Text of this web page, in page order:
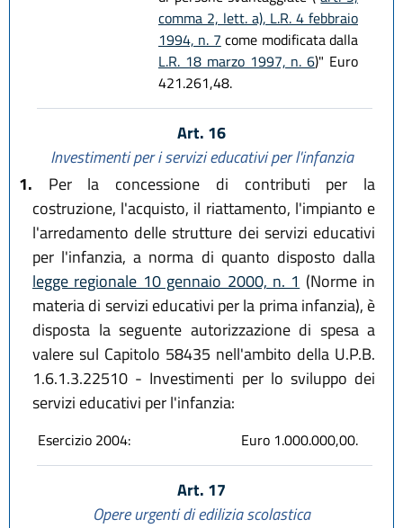
comma 2, lett. a), L.R. 4 febbraio
1994, n. 7 come modificata dalla
L.R. 18 marzo 1997, n. 6)" Euro
421.261,48.
Art. 16
Investimenti per i servizi educativi per l'infanzia
1. Per la concessione di contributi per la
costruzione, l'acquisto, il riattamento, l'impianto e
l'arredamento delle strutture dei servizi educativi
per l'infanzia, a norma di quanto disposto dalla
legge regionale 10 gennaio 2000, n. 1 (Norme in
materia di servizi educativi per la prima infanzia), è
disposta la seguente autorizzazione di spesa a
valere sul Capitolo 58435 nell'ambito della U.P.B.
1.6.1.3.22510 - Investimenti per lo sviluppo dei
servizi educativi per l'infanzia:
Esercizio 2004: Euro 1.000.000,00.
Art. 17
Opere urgenti di edilizia scolastica